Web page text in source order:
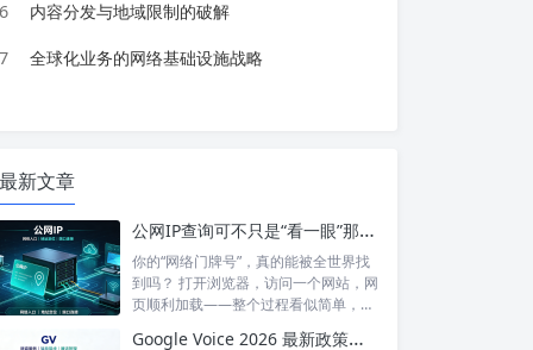
6 内容分发与地域限制的破解
7 全球化业务的网络基础设施战略
最新文章
公网IP查询可不只是“看一眼”那么简单！如何保护你的网络身份？
你的“网络门牌号”，真的能被全世界找
到吗？ 打开浏览器，访问一个网站，网
页顺利加载——整个过程看似简单，但
Google Voice 2026 最新政策解读：付费订阅、Gemini 纪要、实名认证——GV的变与不变